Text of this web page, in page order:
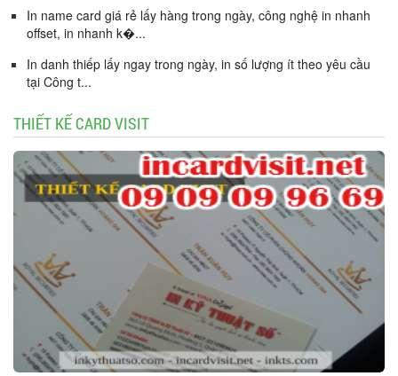
In name card giá rẻ lấy hàng trong ngày, công nghệ in nhanh
offset, in nhanh k�...
In danh thiếp lấy ngay trong ngày, in số lượng ít theo yêu cầu
tại Công t...
THIẾT KẾ CARD VISIT